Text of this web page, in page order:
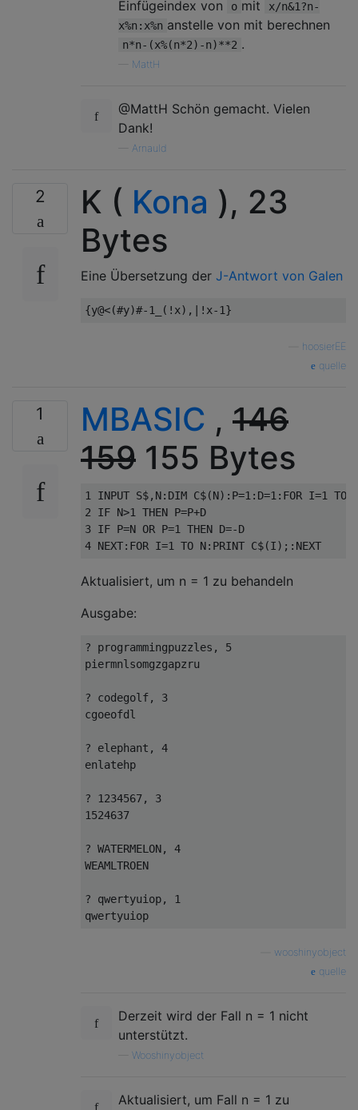
Einfügeindex von o mit
x/n&1?n-
x%n:x%n anstelle von mit berechnen
n*n-(x%(n*2)-n)**2 .
MattH
@MattH Schön gemacht. Vielen
Dank!
Arnauld
2 K ( Kona ), 23
Bytes
Eine Übersetzung der J-Antwort von Galen
hoosierEE
quelle
1 MBASIC , 146
159 155 Bytes
1 INPUT S$,N:DIM C$(N):P=1:D=1:FOR I=1
2 IF N>1 THEN P=P+D
3 IF P=N OR P=1 THEN D=-D
Aktualisiert, um n = 1 zu behandeln
Ausgabe:
? programmingpuzzles, 5
piermnlsomgzgapzru
? codegolf, 3
cgoeofdl
? elephant, 4
enlatehp
? 1234567, 3
1524637
? WATERMELON, 4
WEAMLTROEN
? qwertyuiop, 1
wooshinyobject
quelle
Derzeit wird der Fall n = 1 nicht
unterstützt.
Wooshinyobject
Aktualisiert, um Fall n = 1 zu